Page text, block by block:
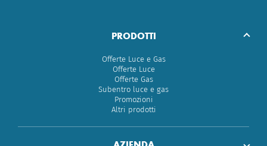
PRODOTTI
Offerte Luce e Gas
Offerte Luce
Offerte Gas
Subentro luce e gas
Promozioni
Altri prodotti